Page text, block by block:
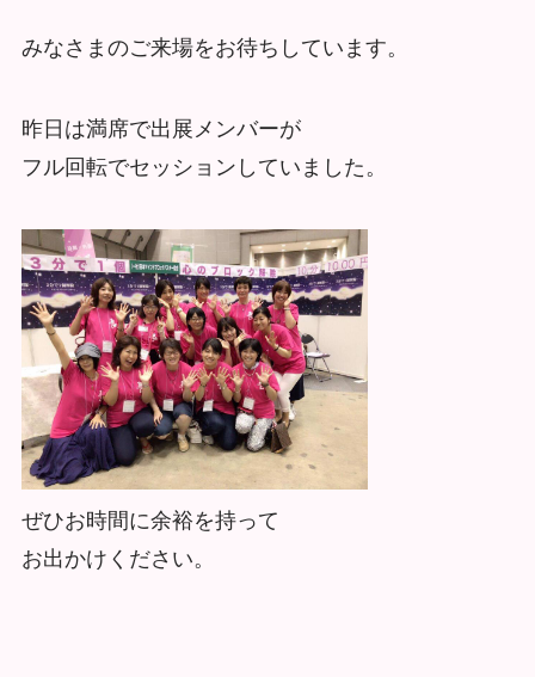
みなさまのご来場をお待ちしています。
昨日は満席で出展メンバーが
フル回転でセッションしていました。
ぜひお時間に余裕を持って
お出かけください。